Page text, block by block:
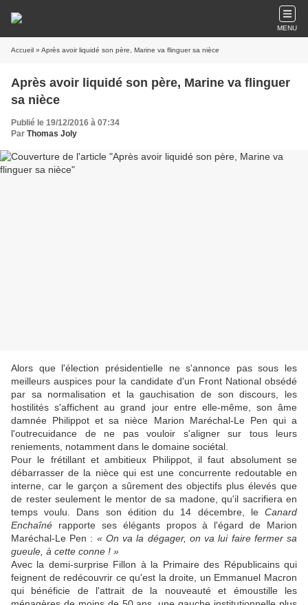
MENU
Accueil » Après avoir liquidé son père, Marine va flinguer sa nièce
Après avoir liquidé son père, Marine va flinguer
sa nièce
Publié le 19/12/2016 à 07:34
Par Thomas Joly
Alors que l'élection présidentielle ne s'annonce pas sous les
meilleurs auspices pour la candidate d'un Front National obsédé
par sa normalisation et la gauchisation de son discours, les
hostilités s'affichent au grand jour entre elle-même, son âme
damnée Philippot et sa nièce Marion Maréchal-Le Pen qui a
l'outrecuidance de ne pas vouloir s'aligner sur tous leurs
reniements, notamment dans le domaine sociétal.
Pour le frétillant et ambitieux Philippot, il faut absolument se
débarrasser de la nièce qui est une concurrente redoutable en
interne, car le garçon a sûrement des objectifs plus élevés que
de rester seulement le mentor de sa madone, qu'il sacrifiera en
temps voulu. Dans son édition du 14 décembre, le Canard
Enchaîné rapporte ses élégants propos à l'égard de Marion
Maréchal-Le Pen : « On va la dégager, on va lui faire fermer sa
gueule, à cette conne ! »
Avec la demi-surprise Fillon à la Primaire des Républicains qui
feignent de redécouvrir ce qu'est la droite, un Emmanuel Macron
qui bénéficie de l'attrait de la nouveauté et émoustille les